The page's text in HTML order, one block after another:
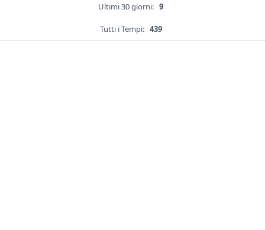
Ultimi 30 giorni: 9
Tutti i Tempi: 439